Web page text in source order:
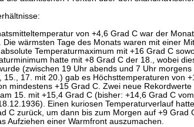
von +4,6 Grad C war der
Die wärmsten Tage des Monats waren mit einer
Temperaturmaximum mit +16 Grad C
hatte mit +8 Grad C der 18., wobei
(zwischen 19 Uhr abends und 7 Uhr
15., 17. mit 20.) gab es Höchsttemperaturen von
mindestens +15 Grad C. Zwei neue
15. mit +15,4 Grad C (bisher: +14,6 Grad C
Einen kuriosen Temperaturverlauf
C zurück, um dann bis zum Morgen auf +9
Aufziehen einer Warmfront auszumachen.